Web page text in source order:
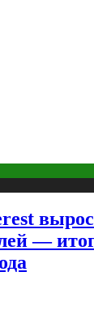
—